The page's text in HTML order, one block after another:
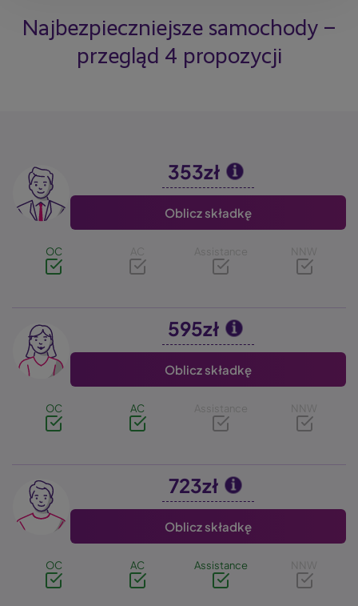
Najbezpieczniejsze samochody –
przegląd 4 propozycji
Image 353zł
Oblicz składkę
OC AC Assistance NNW
Image 595zł
Oblicz składkę
OC AC Assistance NNW
Image 723zł
Oblicz składkę
OC AC Assistance NNW